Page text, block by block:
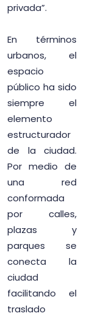
privada”.
En términos
urbanos, el
espacio
público ha sido
siempre el
elemento
estructurador
de la ciudad.
Por medio de
una red
conformada
por calles,
plazas y
parques se
conecta la
ciudad
facilitando el
traslado